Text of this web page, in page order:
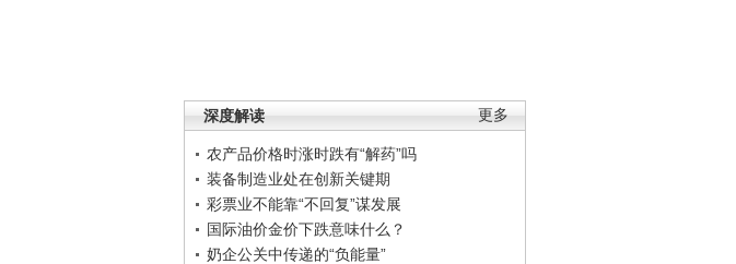
更多
深度解读
农产品价格时涨时跌有“解药”吗
装备制造业处在创新关键期
彩票业不能靠“不回复”谋发展
国际油价金价下跌意味什么？
奶企公关中传递的“负能量”